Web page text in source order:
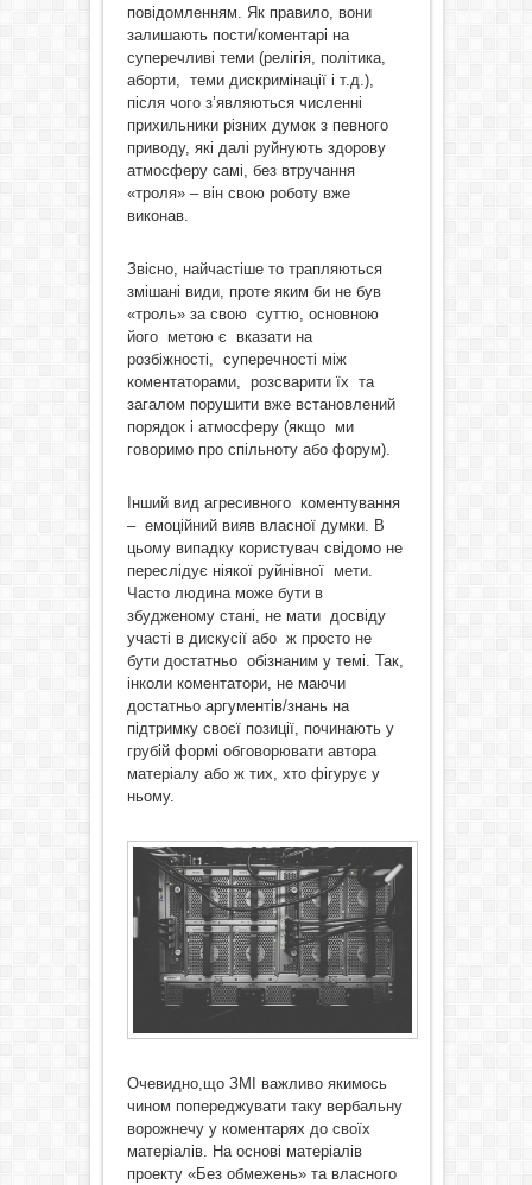
повідомленням. Як правило, вони
залишають пости/коментарі на
суперечливі теми (релігія, політика,
аборти, теми дискримінації і т.д.),
після чого з’являються численні
прихильники різних думок з певного
приводу, які далі руйнують здорову
атмосферу самі, без втручання
«троля» – він свою роботу вже
виконав.
Звісно, найчастіше то трапляються
змішані види, проте яким би не був
«троль» за свою суттю, основною
його метою є вказати на
розбіжності, суперечності між
коментаторами, розсварити їх та
загалом порушити вже встановлений
порядок і атмосферу (якщо ми
говоримо про спільноту або форум).
Інший вид агресивного коментування
– емоційний вияв власної думки. В
цьому випадку користувач свідомо не
переслідує ніякої руйнівної мети.
Часто людина може бути в
збудженому стані, не мати досвіду
участі в дискусії або ж просто не
бути достатньо обізнаним у темі. Так,
інколи коментатори, не маючи
достатньо аргументів/знань на
підтримку своєї позиції, починають у
грубій формі обговорювати автора
матеріалу або ж тих, хто фігурує у
ньому.
Очевидно,що ЗМІ важливо якимось
чином попереджувати таку вербальну
ворожнечу у коментарях до своїх
матеріалів. На основі матеріалів
проекту «Без обмежень» та власного